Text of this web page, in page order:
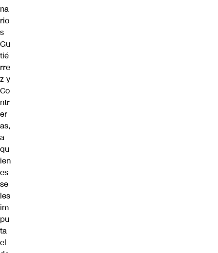
na
rio
s
Gu
tié
rre
z y
Co
ntr
er
as,
a
qu
ien
es
se
les
im
pu
ta
el